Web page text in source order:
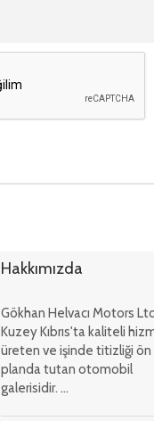
Hakkımızda
Gökhan Helvacı Motors
Kuzey Kıbrıs'ta kaliteli
üreten ve işinde titizliği ön
planda tutan otomobil
galerisidir. ...